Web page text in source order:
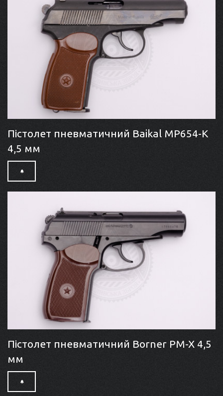
Пістолет пневматичний Baikal МР654-K
4,5 мм
Пістолет пневматичний Borner PM-X 4,5
мм